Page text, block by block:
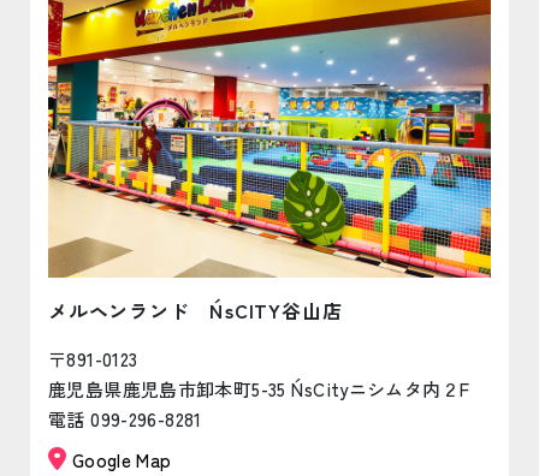
メルヘンランド N´sCITY谷山店
〒891-0123
鹿児島県鹿児島市卸本町5-35 N´sCityニシムタ内２F
電話 099-296-8281
Google Map